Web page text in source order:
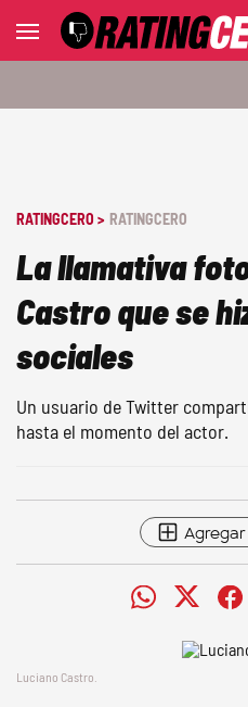
RATINGCERO > RATINGCERO
La llamativa
Castro que se
sociales
Un usuario de Twitter
hasta el momento del actor.
Luciano Castro.